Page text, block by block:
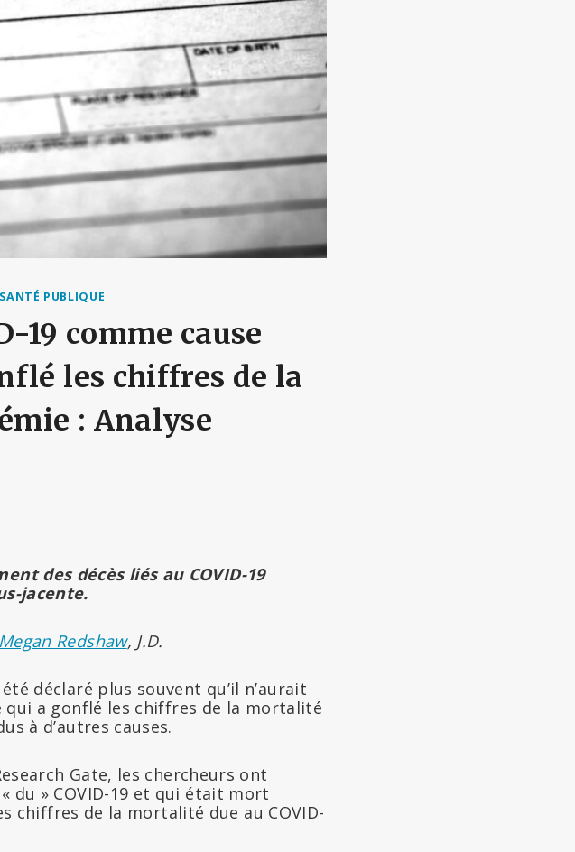
SANTÉ PUBLIQUE
19 comme cause
les chiffres de la
: Analyse
des décès liés au COVID-19
jacente.
Megan Redshaw, J.D.
déclaré plus souvent qu’il n’aurait
qui a gonflé les chiffres de la mortalité
à d’autres causes.
Gate, les chercheurs ont
» COVID-19 et qui était mort
chiffres de la mortalité due au COVID-